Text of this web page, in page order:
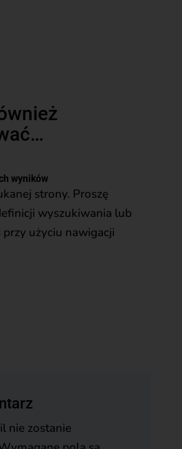
wyników
strony. Proszę
wyszukiwania lub
użyciu nawigacji
nie zostanie